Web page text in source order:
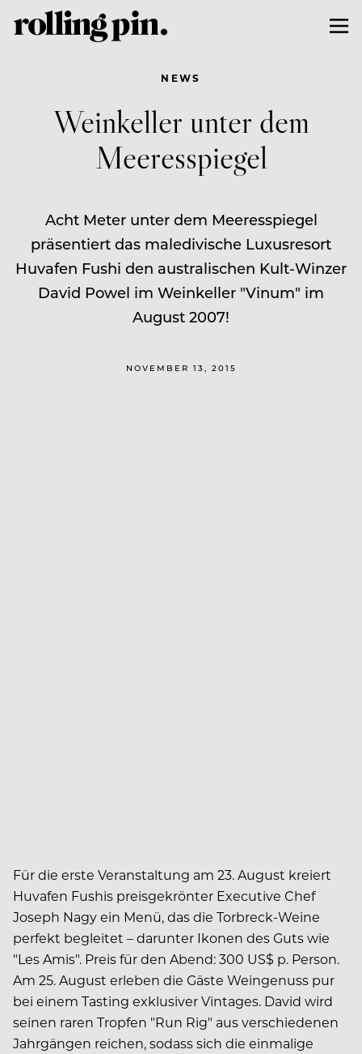
NEWS
Weinkeller unter dem
Meeresspiegel
Acht Meter unter dem Meeresspiegel
präsentiert das maledivische Luxusresort
Huvafen Fushi den australischen Kult-Winzer
David Powel im Weinkeller "Vinum" im
August 2007!
NOVEMBER 13, 2015
Für die erste Veranstaltung am 23. August kreiert
Huvafen Fushis preisgekrönter Executive Chef
Joseph Nagy ein Menü, das die Torbreck-Weine
perfekt begleitet – darunter Ikonen des Guts wie
"Les Amis". Preis für den Abend: 300 US$ p. Person.
Am 25. August erleben die Gäste Weingenuss pur
bei einem Tasting exklusiver Vintages. David wird
seinen raren Tropfen "Run Rig" aus verschiedenen
Jahrgängen reichen, sodass sich die einmalige